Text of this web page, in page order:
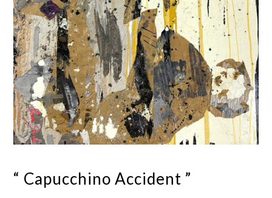
“ Capucchino Accident ”